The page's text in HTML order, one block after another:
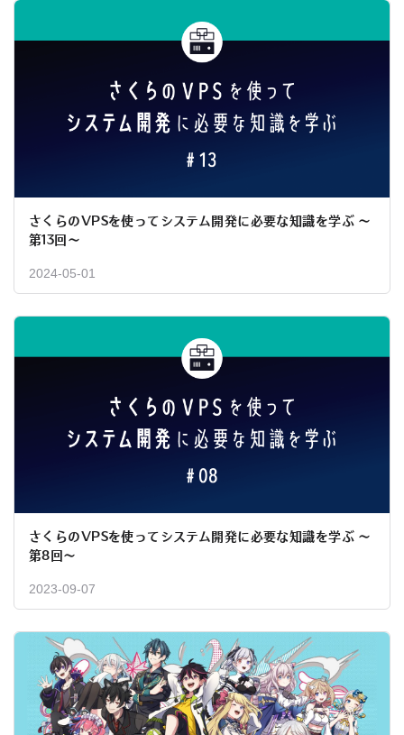
さくらのVPSを使ってシステム開発に必要な知識を学ぶ 〜
第13回〜
2024-05-01
さくらのVPSを使ってシステム開発に必要な知識を学ぶ 〜
第8回〜
2023-09-07